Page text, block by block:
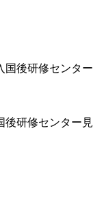
後研修センター見